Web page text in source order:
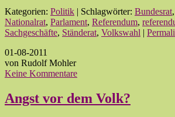
Kategorien: Politik | Schlagwörter: Bundesrat,
Nationalrat, Parlament, Referendum,
Sachgeschäfte, Ständerat, Volkswahl |
01-08-2011
von Rudolf Mohler
Keine Kommentare
Angst vor dem Volk?